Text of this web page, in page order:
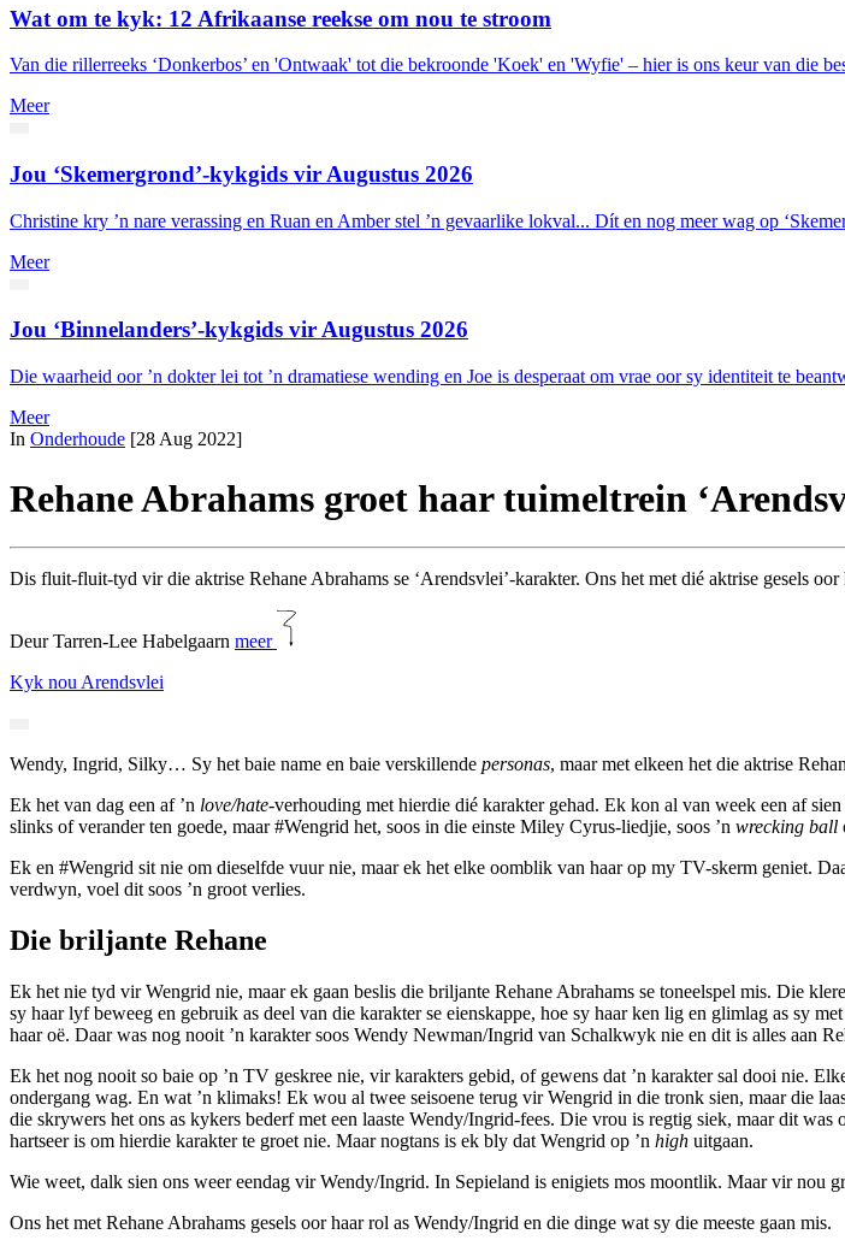
Wat om te kyk: 12 Afrikaanse reekse om nou te stroom
Van die rillerreeks ‘Donkerbos’ en 'Ontwaak' tot die bekroonde 'Koek' en 'Wyfie' – hier is ons keur van die
Meer
Jou ‘Skemergrond’-kykgids vir Augustus 2026
Christine kry ’n nare verassing en Ruan en Amber stel ’n gevaarlike lokval... Dít en nog meer wag op
Meer
Jou ‘Binnelanders’-kykgids vir Augustus 2026
Die waarheid oor ’n dokter lei tot ’n dramatiese wending en Joe is desperaat om vrae oor sy identiteit te
Meer
In Onderhoude [28 Aug 2022]
Rehane Abrahams groet haar tuimeltrein
Dis fluit-fluit-tyd vir die aktrise Rehane Abrahams se ‘Arendsvlei’-karakter. Ons het met dié aktrise gesels
Deur Tarren-Lee Habelgaarn meer
Kyk nou Arendsvlei
Wendy, Ingrid, Silky… Sy het baie name en baie verskillende personas, maar met elkeen het die aktrise
Ek het van dag een af ’n love/hate-verhouding met hierdie dié karakter gehad. Ek kon al van week een af
slinks of verander ten goede, maar #Wengrid het, soos in die einste Miley Cyrus-liedjie, soos ’n wrecking ball
Ek en #Wengrid sit nie om dieselfde vuur nie, maar ek het elke oomblik van haar op my TV-skerm geniet.
verdwyn, voel dit soos ’n groot verlies.
Die briljante Rehane
Ek het nie tyd vir Wengrid nie, maar ek gaan beslis die briljante Rehane Abrahams se toneelspel mis. Die
sy haar lyf beweeg en gebruik as deel van die karakter se eienskappe, hoe sy haar ken lig en glimlag as sy
haar oë. Daar was nog nooit ’n karakter soos Wendy Newman/Ingrid van Schalkwyk nie en dit is alles aan
Ek het nog nooit so baie op ’n TV geskree nie, vir karakters gebid, of gewens dat ’n karakter sal dooi nie.
ondergang wag. En wat ’n klimaks! Ek wou al twee seisoene terug vir Wengrid in die tronk sien, maar die
die skrywers het ons as kykers bederf met een laaste Wendy/Ingrid-fees. Die vrou is regtig siek, maar dit
hartseer is om hierdie karakter te groet nie. Maar nogtans is ek bly dat Wengrid op ’n high uitgaan.
Wie weet, dalk sien ons weer eendag vir Wendy/Ingrid. In Sepieland is enigiets mos moontlik. Maar vir nou
Ons het met Rehane Abrahams gesels oor haar rol as Wendy/Ingrid en die dinge wat sy die meeste gaan mis.